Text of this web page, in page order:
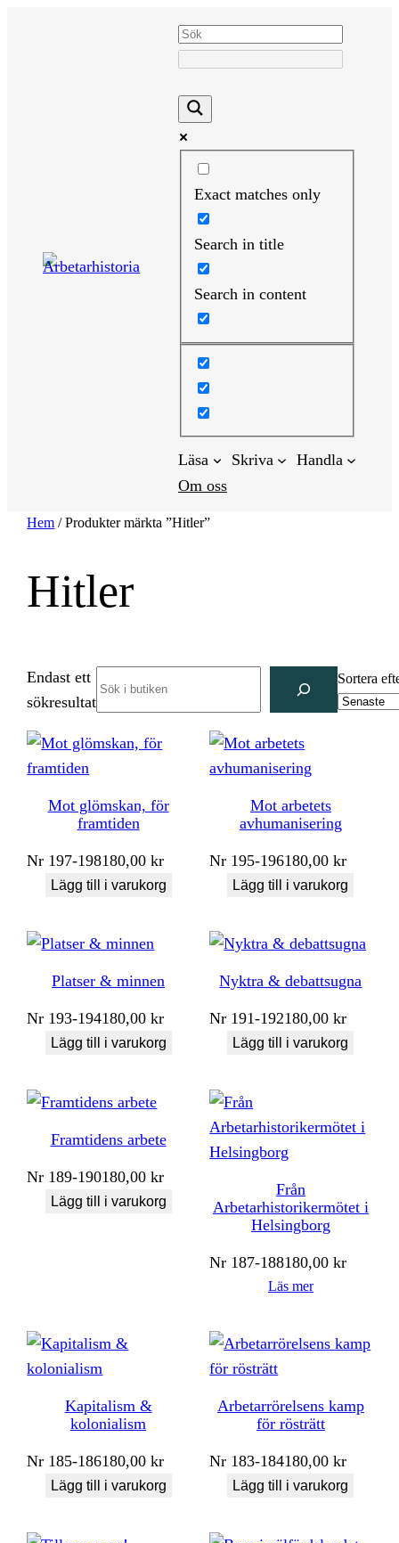
Exact matches only
Search in title
Search in content
Läsa Skriva
Handla
Om oss
Hem / Produkter märkta ”Hitler”
Hitler
Endast ett
sökresultat
Sortera
Mot glömskan, för
framtiden
Nr 197-198180,00kr
Lägg till i varukorg
Mot arbetets
avhumanisering
Nr 195-196180,00kr
Lägg till i varukorg
Platser & minnen
Nr 193-194180,00kr
Lägg till i varukorg
Nyktra & debattsugna
Nr 191-192180,00kr
Lägg till i varukorg
Framtidens arbete
Nr 189-190180,00kr
Lägg till i varukorg
Från
Arbetarhistorikermötet i
Helsingborg
Nr 187-188180,00kr
Läs mer
Kapitalism &
kolonialism
Nr 185-186180,00kr
Lägg till i varukorg
Arbetarrörelsens kamp
för rösträtt
Nr 183-184180,00kr
Lägg till i varukorg